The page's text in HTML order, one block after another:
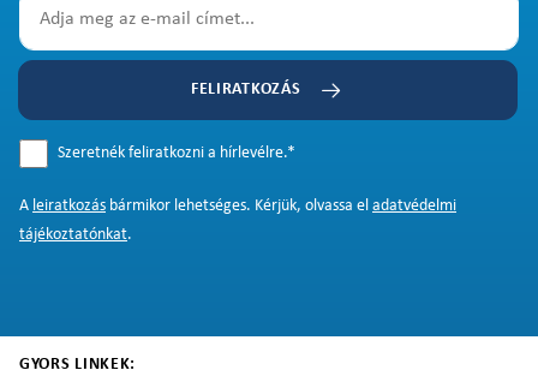
FELIRATKOZÁS
Szeretnék feliratkozni a hírlevélre.*
A leiratkozás bármikor lehetséges. Kérjük, olvassa el adatvédelmi
tájékoztatónkat.
GYORS LINKEK: